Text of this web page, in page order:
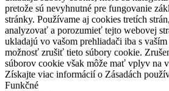
pretože sú nevyhnutné pre fungovanie
stránky. Používame aj cookies tretích
analyzovať a porozumieť tejto webovej
ukladajú vo vašom prehliadači iba s
možnosť zrušiť tieto súbory cookie.
súborov cookie však môže mať vplyv na
Získajte viac informácií o Zásadách
Funkčné